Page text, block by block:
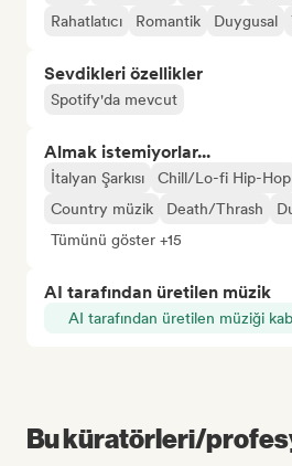
Rahatlatıcı
Romantik Duygusal
Sevdikleri özellikler
Spotify'da mevcut
Almak istemiyorlar...
İtalyan Şarkısı Chill/Lo-fi Hip-Hop
Country müzik
Death/Thrash
Tümünü göster +15
AI tarafından üretilen müzik
AI tarafından üretilen müziği
Bu küratörleri/